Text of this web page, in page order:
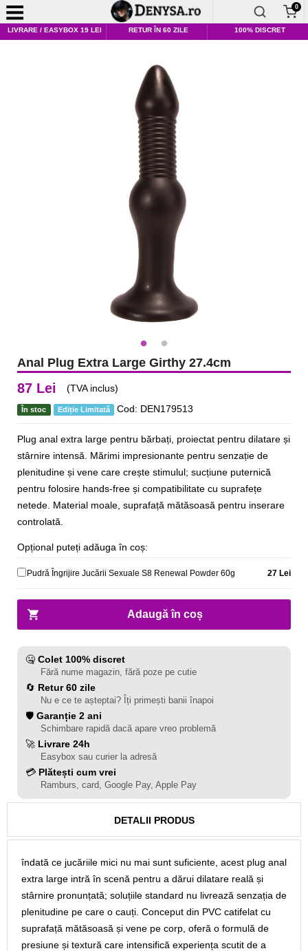
0
LIVRARE / EASYBOX 19 LEI RETUR ÎN 60 ZILE 100% DISCRET
Anal Plug Extra Large Girthy 27.4cm
87 Lei (TVA inclus)
În stoc Ediție Limitată Cod: DEN179513
Plug anal extra large pentru bărbați, proiectat pentru dilatare și
stârnire intensă. Mărimi impresionante pentru senzație de
plenitudine și vene care crește stimulul; sucțiune puternică
pentru folosire hands-free și compatibilitate cu suprafețe
netede. Material moale, suprafață mătăsoasă pentru inserare
controlată.
Opțional puteți adăuga în coș:
Pudră Îngrijire Jucării Sexuale S8 Renewal Powder 60g 27 Lei
Adaugă în coș
🤐 Colet 100% discret
Fără nume magazin, fără poze pe cutie
🔄 Retur 60 zile
Nu e ce te așteptai? Îți primești banii înapoi
🛡️ Garanție 2 ani
Schimbare rapidă dacă apare vreo problemă
🚀 Livrare 24h
Easybox sau curier la adresă
💳 Plătești cum vrei
Ramburs, card, Google Pay, Apple Pay
DETALII PRODUS
îndată ce jucăriile mici nu mai sunt suficiente, acest plug anal
extra large intră în scenă pentru a dărui dilatare reală și
stârnire pronunțată; soluțiile standard nu livrează senzația de
plenitudine pe care o cauți. Conceput din PVC catifelat cu
suprafață mătăsoasă și vene pe corp, oferă o formulă de
presiune și textură care intensifică experiența scutit de a